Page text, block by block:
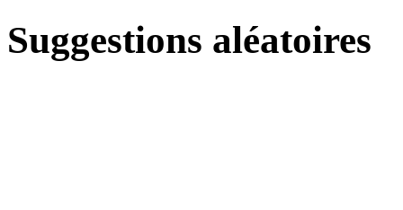
Suggestions aléatoires